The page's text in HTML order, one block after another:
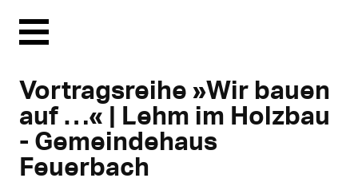
Menu
Vortragsreihe »Wir bauen
auf …« | Lehm im Holzbau
- Gemeindehaus
Feuerbach